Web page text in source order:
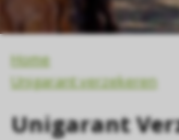
Home
Unigarant verzekeren
Unigarant